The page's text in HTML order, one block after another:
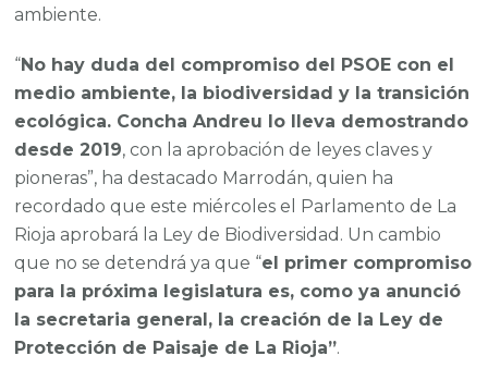
ambiente.
“No hay duda del compromiso del PSOE con el
medio ambiente, la biodiversidad y la transición
ecológica. Concha Andreu lo lleva demostrando
desde 2019, con la aprobación de leyes claves y
pioneras”, ha destacado Marrodán, quien ha
recordado que este miércoles el Parlamento de La
Rioja aprobará la Ley de Biodiversidad. Un cambio
que no se detendrá ya que “el primer compromiso
para la próxima legislatura es, como ya anunció
la secretaria general, la creación de la Ley de
Protección de Paisaje de La Rioja”.